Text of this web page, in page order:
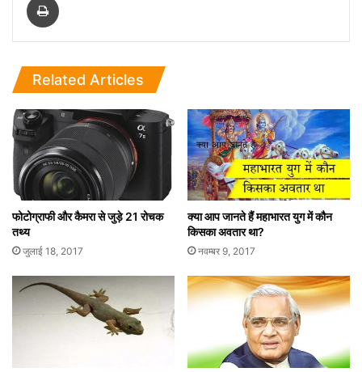
Related Articles
फोटोग्राफी और कैमरा से जुड़े 21 रोचक
तथ्य
जुलाई 18, 2017
क्या आप जानते हैं महाभारत युग में कौन
किसका अवतार था?
नवम्बर 9, 2017